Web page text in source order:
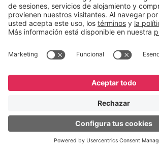
CEO
“Con GeneXus
acompañar todas las etapas
verificar, analizar,
garantizando calidad y
costos”.